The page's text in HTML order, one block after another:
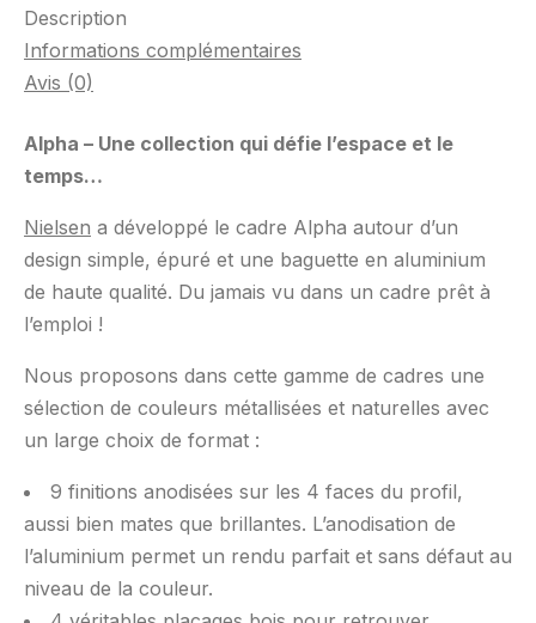
Description
Informations complémentaires
Avis (0)
Alpha – Une collection qui défie l’espace et le
temps…
Nielsen a développé le cadre Alpha autour d’un
design simple, épuré et une baguette en aluminium
de haute qualité. Du jamais vu dans un cadre prêt à
l’emploi !
Nous proposons dans cette gamme de cadres une
sélection de couleurs métallisées et naturelles avec
un large choix de format :
9 finitions anodisées sur les 4 faces du profil,
aussi bien mates que brillantes. L’anodisation de
l’aluminium permet un rendu parfait et sans défaut au
niveau de la couleur.